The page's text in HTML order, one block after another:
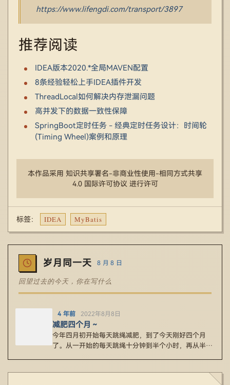
https://www.lifengdi.com/transport/3897
推荐阅读
IDEA版本2020.*全局MAVEN配置
8条经验轻松上手IDEA插件开发
ThreadLocal如何解决内存泄漏问题
高并发下的数据一致性保障
SpringBoot定时任务 - 经典定时任务设计：时间轮
(Timing Wheel)案例和原理
本作品采用 知识共享署名-非商业性使用-相同方式共享
4.0 国际许可协议 进行许可
标签： IDEA MyBatis
岁月同一天 8 月 8 日
回望过去的今天，你在写什么
4 年前 2022年8月8日
减肥四个月～
今年四月初开始每天跳绳减肥，到了今天刚好四个月
了。从一开始的每天跳绳十分钟到半个小时，再从半个